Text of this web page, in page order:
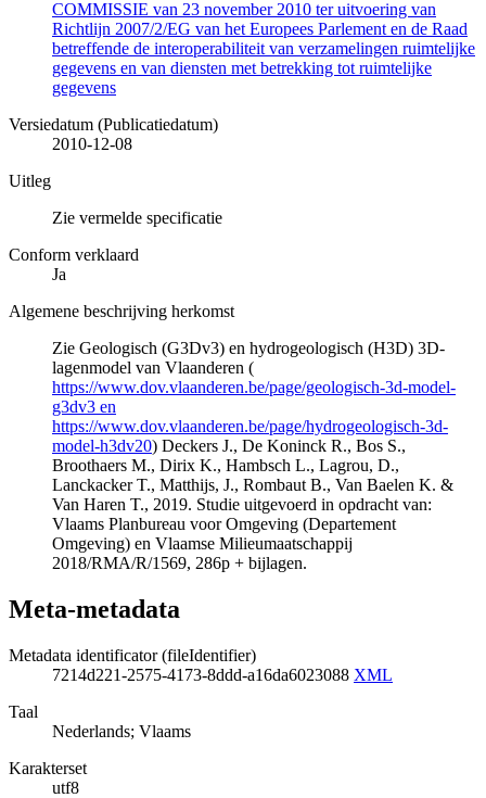
COMMISSIE van 23 november 2010 ter uitvoering van
Richtlijn 2007/2/EG van het Europees Parlement en de Raad
betreffende de interoperabiliteit van verzamelingen ruimtelijke
gegevens en van diensten met betrekking tot ruimtelijke
gegevens
Versiedatum (Publicatiedatum)
2010-12-08
Uitleg
Zie vermelde specificatie
Conform verklaard
Ja
Algemene beschrijving herkomst
Zie Geologisch (G3Dv3) en hydrogeologisch (H3D) 3D-
lagenmodel van Vlaanderen (
https://www.dov.vlaanderen.be/page/geologisch-3d-model-
g3dv3 en
https://www.dov.vlaanderen.be/page/hydrogeologisch-3d-
model-h3dv20) Deckers J., De Koninck R., Bos S.,
Broothaers M., Dirix K., Hambsch L., Lagrou, D.,
Lanckacker T., Matthijs, J., Rombaut B., Van Baelen K. &
Van Haren T., 2019. Studie uitgevoerd in opdracht van:
Vlaams Planbureau voor Omgeving (Departement
Omgeving) en Vlaamse Milieumaatschappij
2018/RMA/R/1569, 286p + bijlagen.
Meta-metadata
Metadata identificator (fileIdentifier)
7214d221-2575-4173-8ddd-a16da6023088 XML
Taal
Nederlands; Vlaams
Karakterset
utf8